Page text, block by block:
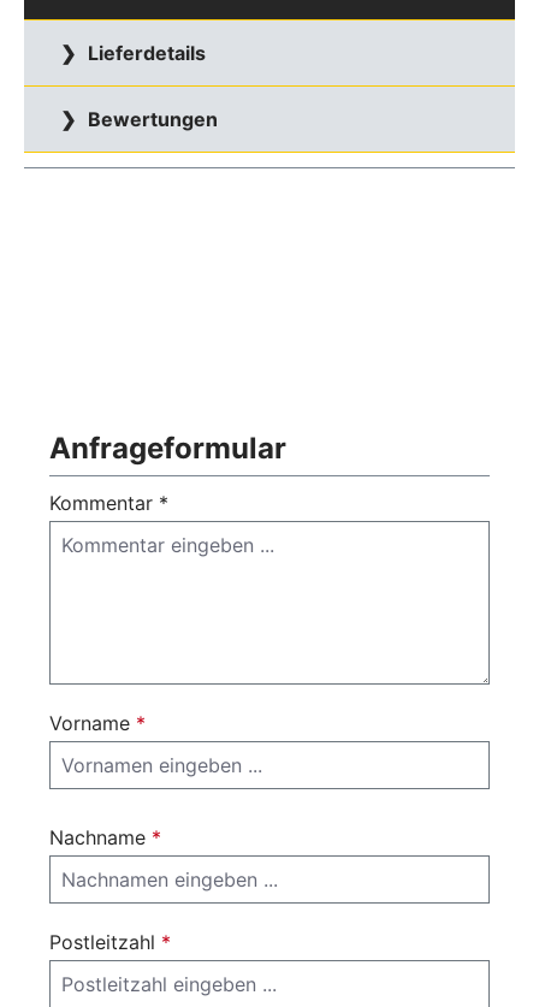
Lieferdetails
Bewertungen
Anfrageformular
Kommentar *
Vorname *
Nachname *
Postleitzahl *